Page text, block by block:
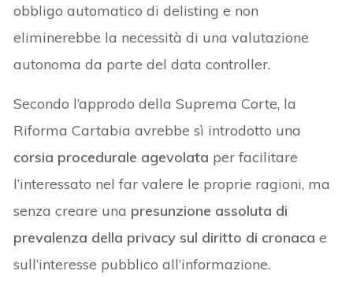
obbligo automatico di delisting e non
eliminerebbe la necessità di una valutazione
autonoma da parte del data controller.
Secondo l’approdo della Suprema Corte, la
Riforma Cartabia avrebbe sì introdotto una
corsia procedurale agevolata per facilitare
l’interessato nel far valere le proprie ragioni, ma
senza creare una presunzione assoluta di
prevalenza della privacy sul diritto di cronaca e
sull’interesse pubblico all’informazione.